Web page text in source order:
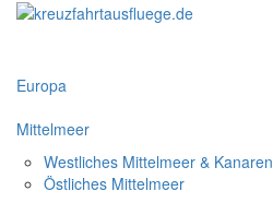
Europa
Mittelmeer
Westliches Mittelmeer & Kanaren
Östliches Mittelmeer